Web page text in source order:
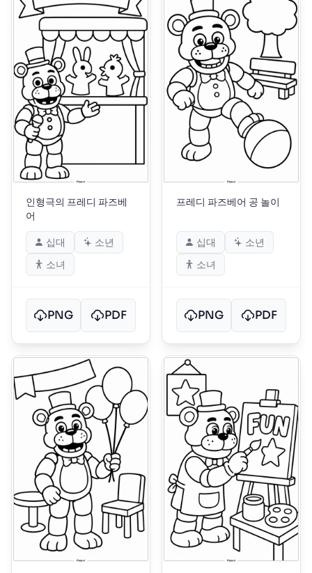
인형극의 프레디 파즈베
어
십대
소년
소녀
PNG PDF
프레디 파즈베어 공 놀이
십대
소년
소녀
PNG PDF